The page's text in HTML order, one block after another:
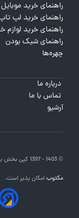
راهنمای خرید موبایل
راهنمای خرید لپ
راهنمای خرید لوازم
راهنمای شیک بودن
چهره‌ها
درباره ما
تماس با ما
آرشیو
© 1403 - 1397 کپی بخش یا کل هر کدام از مطالب
مکتوبامکان پذیر است.